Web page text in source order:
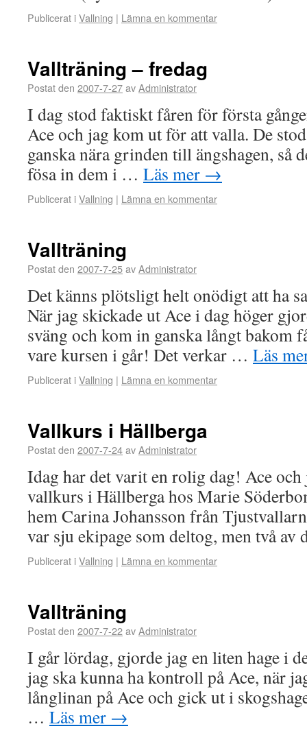
Publicerat iVallning | Lämna en kommentar
Vallträning – fredag
Postat den 2007-7-27avAdministrator
I dag stod faktiskt fåren för första
Ace och jag kom ut för att valla. De
ganska nära grinden till ängshagen, så
fösa in dem i … Läs mer →
Publicerat iVallning | Lämna en kommentar
Vallträning
Postat den 2007-7-25avAdministrator
Det känns plötsligt helt onödigt att ha
När jag skickade ut Ace i dag höger
sväng och kom in ganska långt bakom
vare kursen i går! Det verkar … Läs
Publicerat iVallning | Lämna en kommentar
Vallkurs i Hällberga
Postat den 2007-7-24avAdministrator
Idag har det varit en rolig dag! Ace
vallkurs i Hällberga hos Marie
hem Carina Johansson från
var sju ekipage som deltog, men två
Publicerat iVallning | Lämna en kommentar
Vallträning
Postat den 2007-7-22avAdministrator
I går lördag, gjorde jag en liten hage i
jag ska kunna ha kontroll på Ace, när
långlinan på Ace och gick ut i
… Läs mer →